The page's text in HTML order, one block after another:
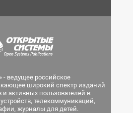
- ведущее российское
широкий спектр изданий
активных пользователей в
телекоммуникаций,
журналы для детей.